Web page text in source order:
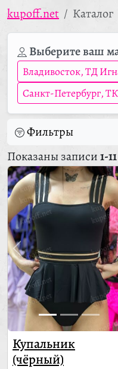
kupoff.net Каталог
Выберите ваш
Владивосток, ТД
Санкт-Петербург,
Фильтры
Показаны записи1-11
Купальник
(чёрный)